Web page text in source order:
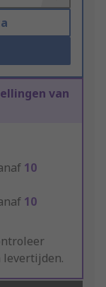
van
10
10
levertijden.